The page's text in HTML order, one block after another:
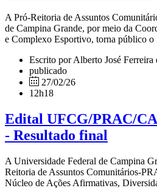
A Pró-Reitoria de Assuntos
de Campina Grande, por meio da
e Complexo Esportivo, torna público o
Escrito por Alberto José Ferreira
publicado
27/02/26
12h18
Edital UFCG/PRAC/
- Resultado final
A Universidade Federal de Campina
Reitoria de Assuntos Comunitários-
Núcleo de Ações Afirmativas,